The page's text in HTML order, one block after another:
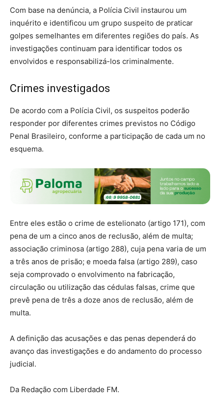
Com base na denúncia, a Polícia Civil instaurou um
inquérito e identificou um grupo suspeito de praticar
golpes semelhantes em diferentes regiões do país. As
investigações continuam para identificar todos os
envolvidos e responsabilizá-los criminalmente.
Crimes investigados
De acordo com a Polícia Civil, os suspeitos poderão
responder por diferentes crimes previstos no Código
Penal Brasileiro, conforme a participação de cada um no
esquema.
Entre eles estão o crime de estelionato (artigo 171), com
pena de um a cinco anos de reclusão, além de multa;
associação criminosa (artigo 288), cuja pena varia de um
a três anos de prisão; e moeda falsa (artigo 289), caso
seja comprovado o envolvimento na fabricação,
circulação ou utilização das cédulas falsas, crime que
prevê pena de três a doze anos de reclusão, além de
multa.
A definição das acusações e das penas dependerá do
avanço das investigações e do andamento do processo
judicial.
Da Redação com Liberdade FM.